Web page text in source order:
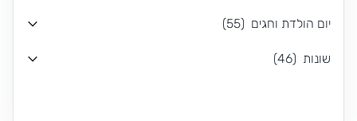
יום הולדת וחגים (
55
)
שונות (
46
)